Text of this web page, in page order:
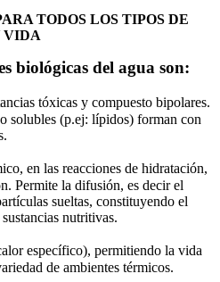
TODOS LOS TIPOS DE
VIDA
biológicas del agua son:
tóxicas y compuesto bipolares.
solubles (p.ej: lípidos) forman con
en las reacciones de hidratación,
Permite la difusión, es decir el
sueltas, constituyendo el
nutritivas.
específico), permitiendo la vida
de ambientes térmicos.